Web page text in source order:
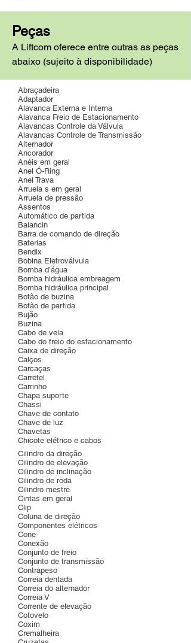
Peças
A Liftcom oferece entre outras as peças
abaixo (sujeito à disponibilidade)
Abraçadeira
Adaptador
Alavanca Externa e Interna
Alavanca Freio de Estacionamento
Alavancas Controle da Válvula
Alavancas Controle de Transmissão
Alternador
Ancorador
Anéis em geral
Anel Ó-Ring
Anel Trava
Arruela s em geral
Arruela de pressão
Assentos
Automático de partida
Balancin
Barra de comando de direção
Baterias
Bendix
Bobina Eletroválvula
Bomba d’água
Bomba hidráulica embreagem
Bomba hidráulica principal
Botão de buzina
Botão de partida
Bujão
Buzina
Cabo de vela
Cabo do freio do estacionamento
Caixa de direção
Calços
Carcaças
Carretel
Carrinho
Chapa suporte
Chassi
Chave de contato
Chave de luz
Chavetas
Chicote elétrico e cabos
Cilindro da direção
Cilindro de elevação
Cilindro de inclinação
Cilindro de roda
Cilindro mestre
Cintas em geral
Clip
Coluna de direção
Componentes elétricos
Cone
Conexão
Conjunto de freio
Conjunto de transmissão
Contrapeso
Correia dentada
Correia do alternador
Correia V
Corrente de elevação
Cotovelo
Coxim
Cremalheira